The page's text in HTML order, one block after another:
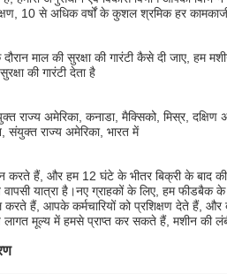
10 से अधिक वर्षों के कुशल श्रमिक हर
दौरान माल की सुरक्षा की गारंटी कैसे दी
की गारंटी देता है
राज्य अमेरिका, कनाडा, मैक्सिको, मिस्र,
संयुक्त राज्य अमेरिका, भारत में
करते हैं, और हम 12 घंटे के भीतर बिक्री के बाद
वापसी यात्रा है।नए ग्राहकों के लिए, हम
करते हैं, आपके कर्मचारियों को प्रशिक्षण देते हैं,
लागत मूल्य में हमसे प्राप्त कर सकते हैं, मशीन की